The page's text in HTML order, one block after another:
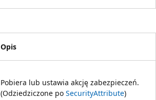
Opis
Pobiera lub ustawia akcję zabezpieczeń.
(Odziedziczone po SecurityAttribute)